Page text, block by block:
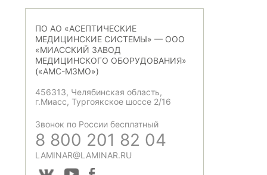
ПО АО «АСЕПТИЧЕСКИЕ
МЕДИЦИНСКИЕ СИСТЕМЫ» — ООО
«МИАССКИЙ ЗАВОД
МЕДИЦИНСКОГО ОБОРУДОВАНИЯ»
(«АМС-МЗМО»)
456313, Челябинская область,
г.Миасс, Тургоякское шоссе 2/16
Звонок по России бесплатный
8 800 201 82 04
LAMINAR@LAMINAR.RU